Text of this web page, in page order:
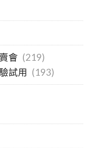
會 (219)
試用 (193)